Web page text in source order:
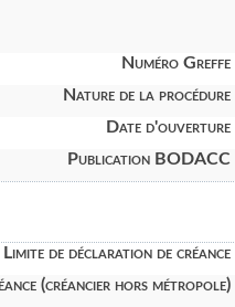
Numéro Greffe
Nature de la procédure
Date d'ouverture
Publication BODACC
Limite de déclaration de créance
(créancier hors métropole)